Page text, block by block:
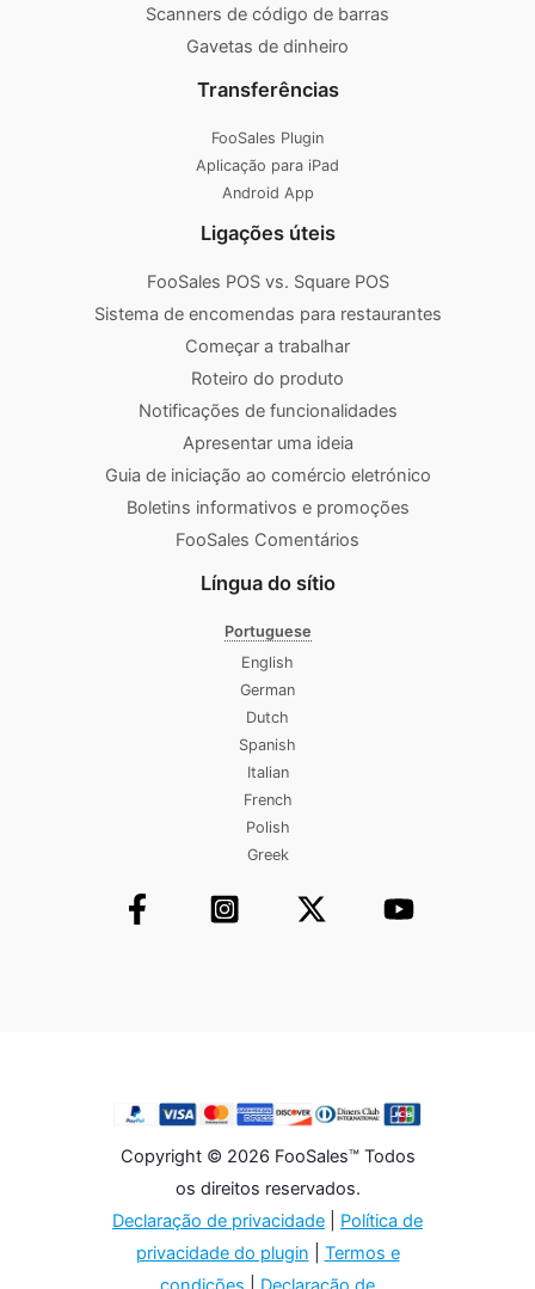
Scanners de código de barras
Gavetas de dinheiro
Transferências
FooSales Plugin
Aplicação para iPad
Android App
Ligações úteis
FooSales POS vs. Square POS
Sistema de encomendas para restaurantes
Começar a trabalhar
Roteiro do produto
Notificações de funcionalidades
Apresentar uma ideia
Guia de iniciação ao comércio eletrónico
Boletins informativos e promoções
FooSales Comentários
Língua do sítio
Portuguese
English
German
Dutch
Spanish
Italian
French
Polish
Greek
Copyright © 2026 FooSales™ Todos
os direitos reservados.
Declaração de privacidade
Política de
privacidade do plugin
Termos e